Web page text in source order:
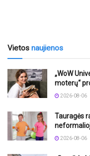
Vietos naujienos
„WoW
moterų“
2026-08-06
Tauragės
2026-08-06